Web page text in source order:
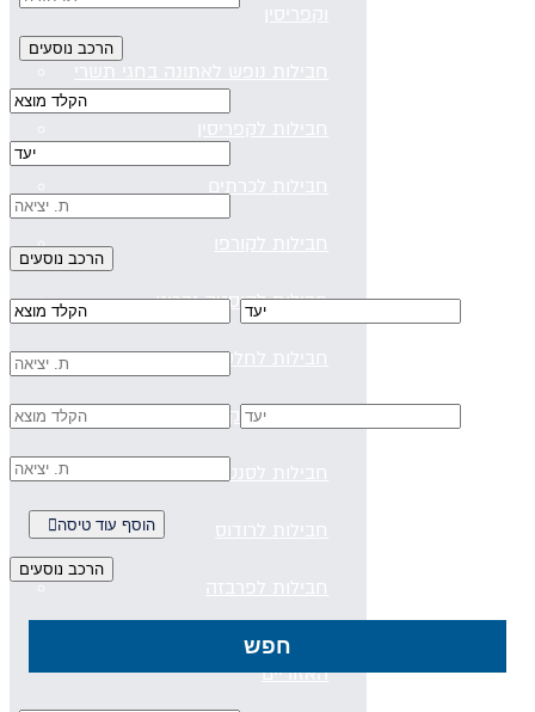
וקפריסין
חבילות נופש לאתונה בחגי תשרי
חבילות לקפריסין
חבילות לכרתים
חבילות לקורפו
חבילות לקוסטה נברינו
חבילות לחלקידיקי
חבילות למיקונוס
חבילות לסנטוריני
חבילות לרודוס
חבילות לפרבזה
חבילות למדיירה, פורטוגל והאיים
האזוריים
הוסף עוד טיסה
חפש